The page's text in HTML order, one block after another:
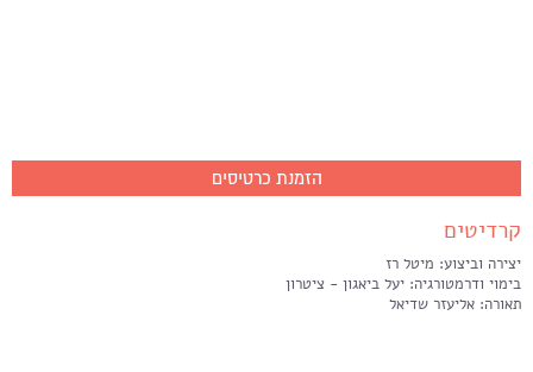
הזמנת כרטיסים
קרדיטים
יצירה וביצוע: מיטל רז
בימוי ודרמטורגיה: יעל ביאגון - ציטרון
תאורה: אליעזר שדיאל